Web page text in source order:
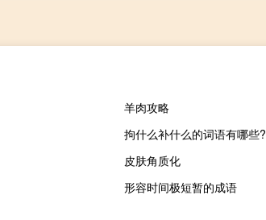
羊肉攻略
拘什么补什么的词语有哪些?
皮肤角质化
形容时间极短暂的成语